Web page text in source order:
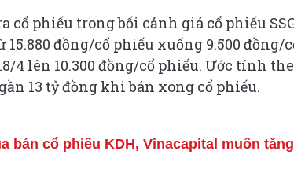
cổ phiếu trong bối cảnh giá cổ phiếu
15.880 đồng/cổ phiếu xuống 9.500
4 lên 10.300 đồng/cổ phiếu. Ước tính
13 tỷ đồng khi bán xong cổ phiếu.
bán cổ phiếu KDH, Vinacapital muốn